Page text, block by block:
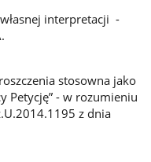
interpretacji -
stosowna jako
Petycję” - w rozumieniu
z dnia